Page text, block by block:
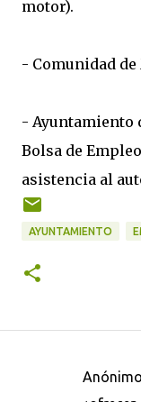
motor).
- Comunidad
- Ayuntamiento
Bolsa de
asistencia al
AYUNTAMIENTO